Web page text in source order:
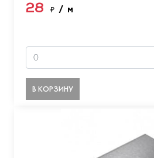
28 ₽ / м
В КОРЗИНУ